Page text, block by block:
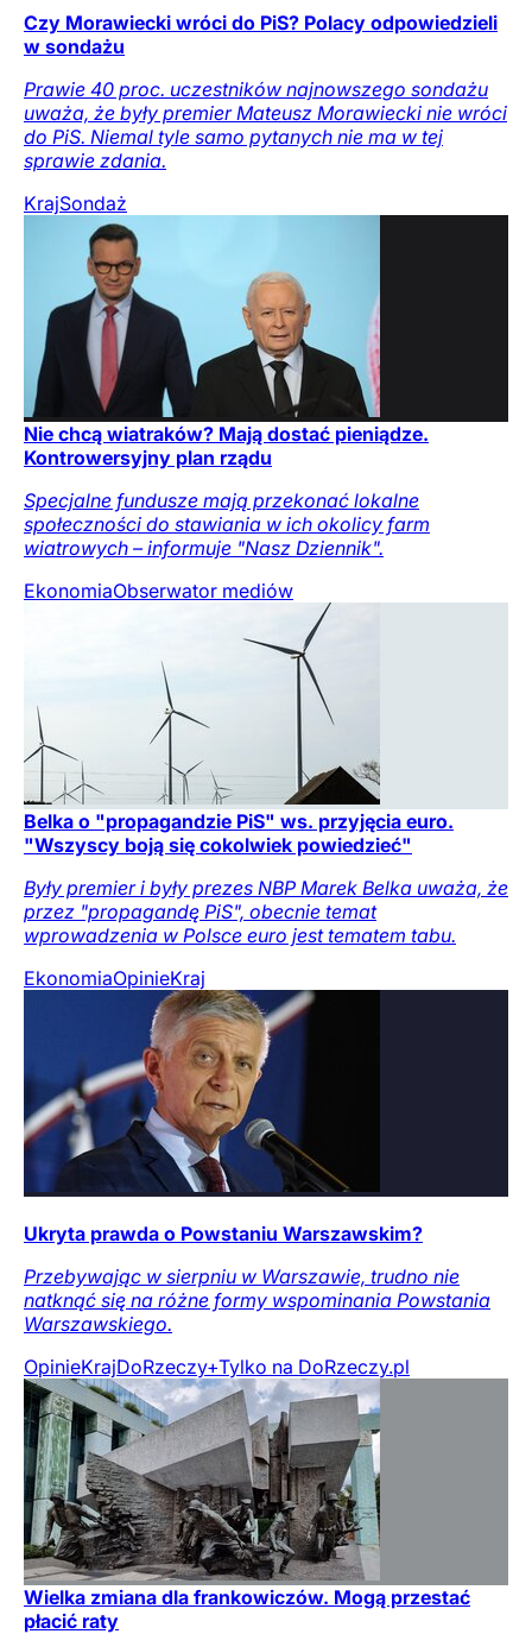
Czy Morawiecki wróci do PiS? Polacy odpowiedzieli
w sondażu
Prawie 40 proc. uczestników najnowszego sondażu
uważa, że były premier Mateusz Morawiecki nie wróci
do PiS. Niemal tyle samo pytanych nie ma w tej
sprawie zdania.
KrajSondaż
Nie chcą wiatraków? Mają dostać pieniądze.
Kontrowersyjny plan rządu
Specjalne fundusze mają przekonać lokalne
społeczności do stawiania w ich okolicy farm
wiatrowych – informuje "Nasz Dziennik".
EkonomiaObserwator mediów
Belka o "propagandzie PiS" ws. przyjęcia euro.
"Wszyscy boją się cokolwiek powiedzieć"
Były premier i były prezes NBP Marek Belka uważa, że
przez "propagandę PiS", obecnie temat
wprowadzenia w Polsce euro jest tematem tabu.
EkonomiaOpinieKraj
Ukryta prawda o Powstaniu Warszawskim?
Przebywając w sierpniu w Warszawie, trudno nie
natknąć się na różne formy wspominania Powstania
Warszawskiego.
OpinieKrajDoRzeczy+Tylko na DoRzeczy.pl
Wielka zmiana dla frankowiczów. Mogą przestać
płacić raty